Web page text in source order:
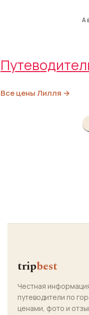
А
Все цены Лилля →
tripbest
Честная
путеводители по
ценами, фото и